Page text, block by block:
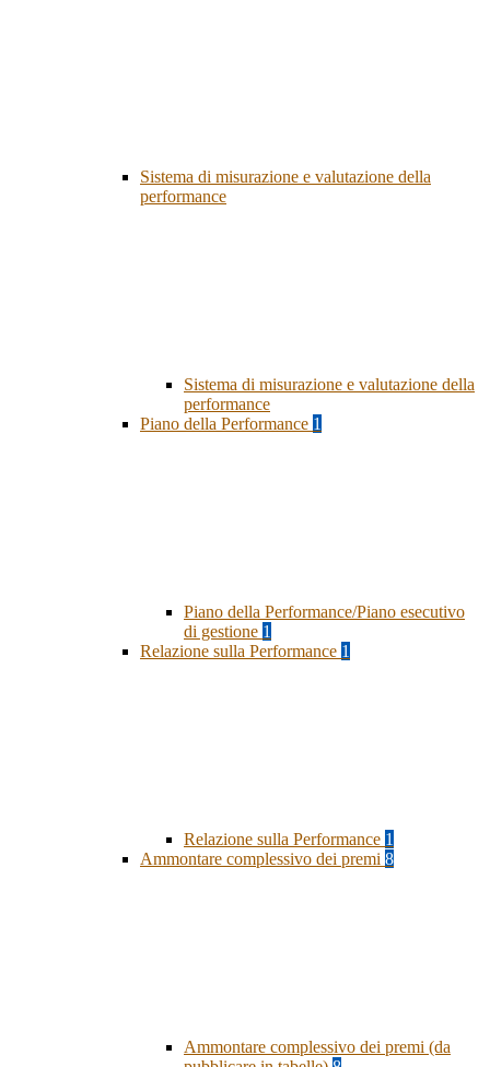
Sistema di misurazione e valutazione della
performance
Sistema di misurazione e valutazione della
performance
Piano della Performance 1
Piano della Performance/Piano esecutivo
di gestione 1
Relazione sulla Performance 1
Relazione sulla Performance 1
Ammontare complessivo dei premi 8
Ammontare complessivo dei premi (da